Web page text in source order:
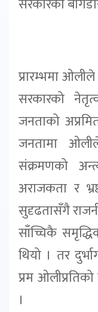
सरकारको
प्रारम्भमा
सरकारको
जनताको
जनतामा
संक्रमणको
अराजकता र
सुदृढतासँगै
साँच्चिकै
थियो । तर
प्रम
।